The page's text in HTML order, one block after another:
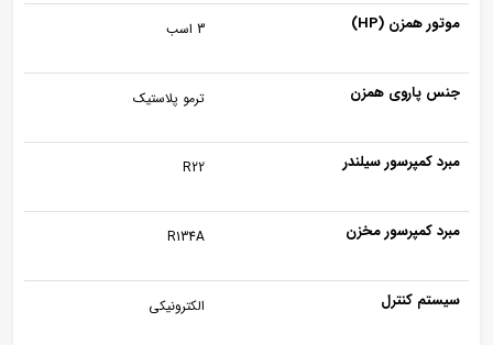
موتور همزن (HP) 3 اسب
جنس پاروی همزن ترمو پلاستیک
مبرد کمپرسور سیلندر R22
مبرد کمپرسور مخزن R134A
سیستم کنترل الکترونیکی